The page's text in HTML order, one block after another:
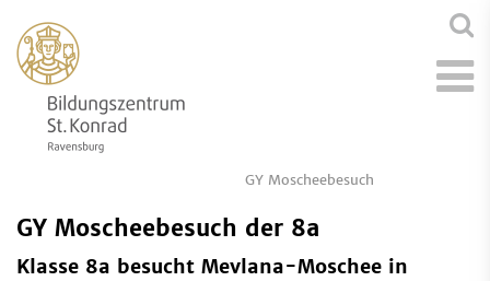
GY Moscheebesuch
GY Moscheebesuch der 8a
Klasse 8a besucht Mevlana-Moschee in